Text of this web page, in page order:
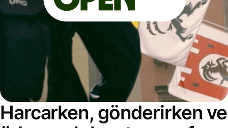
Harcarken, gönderirken ve